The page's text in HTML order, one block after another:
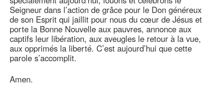
Seigneur dans l’action de grâce pour le Don généreux
de son Esprit qui jaillit pour nous du cœur de Jésus et
porte la Bonne Nouvelle aux pauvres, annonce aux
captifs leur libération, aux aveugles le retour à la vue,
aux opprimés la liberté. C’est aujourd’hui que cette
parole s’accomplit.
Amen.